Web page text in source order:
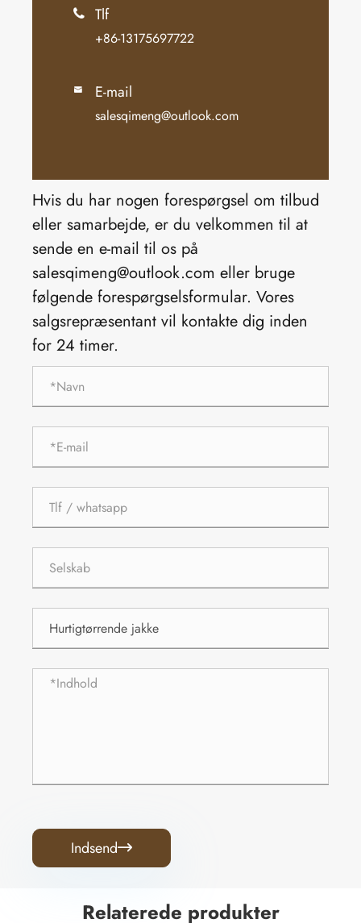
 Tlf
+86-13175697722
 E-mail
salesqimeng@outlook.com
Hvis du har nogen forespørgsel om tilbud
eller samarbejde, er du velkommen til at
sende en e-mail til os på
salesqimeng@outlook.com eller bruge
følgende forespørgselsformular. Vores
salgsrepræsentant vil kontakte dig inden
for 24 timer.
Indsend
Relaterede produkter